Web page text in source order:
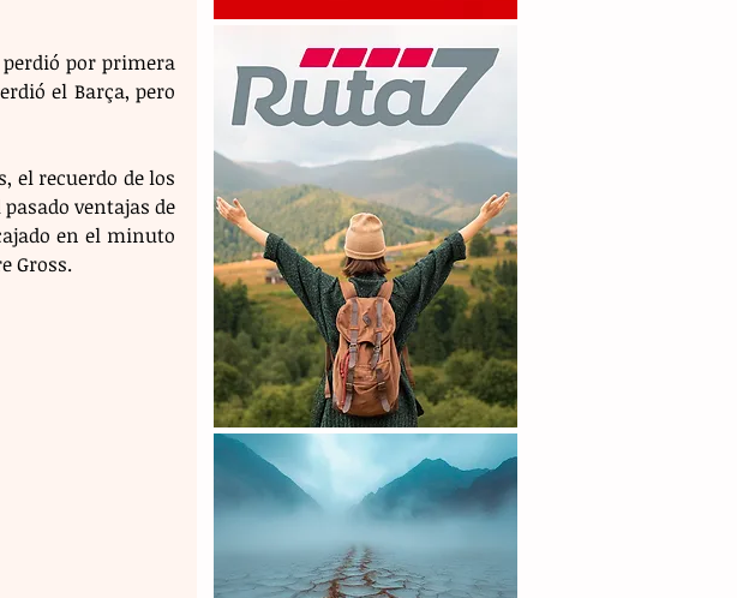
perdió por primera
el Barça, pero
el recuerdo de los
ventajas de
en el minuto
Gross.